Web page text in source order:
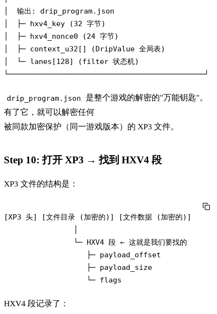
│  输出: drip_program.json
│  ├─ hxv4_key (32 字节)
│  ├─ hxv4_nonce0 (24 字节)
│  ├─ context_u32[] (DripValue 全局表)
│  └─ lanes[128] (filter 状态机)
drip_program.json
是整个游戏的解密的"万能钥匙"。
有了它，就可以解密任何
被同款加密保护（同一游戏版本）的 XP3 文件。
Step 10: 打开 XP3 → 找到 HXV4 段
XP3 文件的结构是：
[XP3 头] [文件目录 (加密的)] [文件数据 (加密的)]
                └─ HXV4 段 ← 这就是我们要找的
                   ├─ payload_offset
                   ├─ payload_size
HXV4 段记录了：